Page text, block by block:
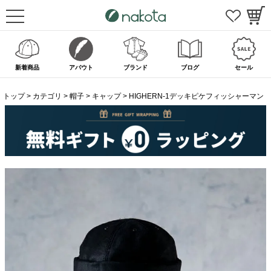
新着商品 アバウト ブランド ブログ セール
トップ カテゴリ 帽子 キャップ HIGHERN-1デッキピケフィッシャーマン